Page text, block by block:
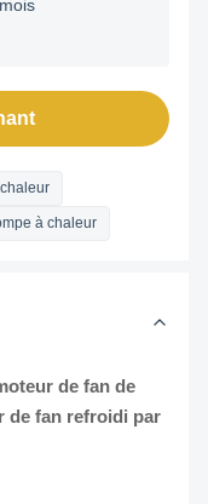
à chaleur
de fan de
de fan refroidi par